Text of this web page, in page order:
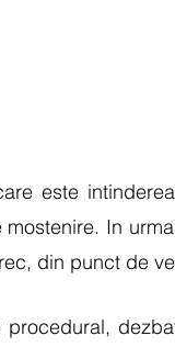
este
In
din punct de